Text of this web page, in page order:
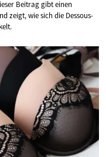
Beitrag gibt einen
zeigt, wie sich die Dessous-